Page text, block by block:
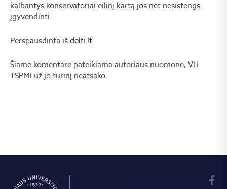
kalbantys konservatoriai eilinį kartą jos net nesistengs
įgyvendinti.
Perspausdinta iš delfi.lt
Šiame komentare pateikiama autoriaus nuomonė, VU
TSPMI už jo turinį neatsako.